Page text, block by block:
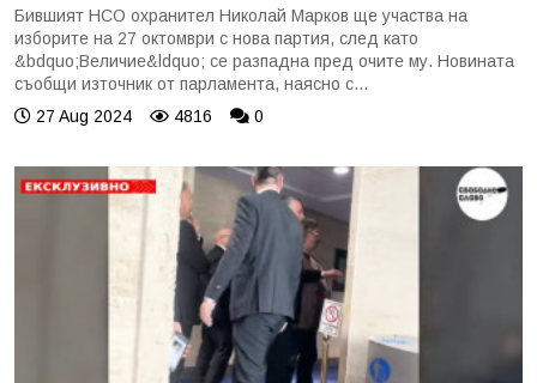
Бившият НСО охранител Николай Марков ще участва на
изборите на 27 октомври с нова партия, след като
&bdquo;Величие&ldquo; се разпадна пред очите му. Новината
съобщи източник от парламента, наясно с...
27 Aug 2024
4816 0